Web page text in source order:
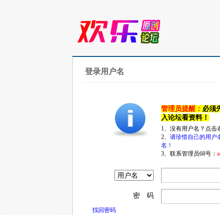
登录用户名
管理员提醒： 必须
入论坛看资料！
1、没有用户名？点
2、 请珍惜自己的用户
名！
3、联系管理员68号：
密 码
找回密码